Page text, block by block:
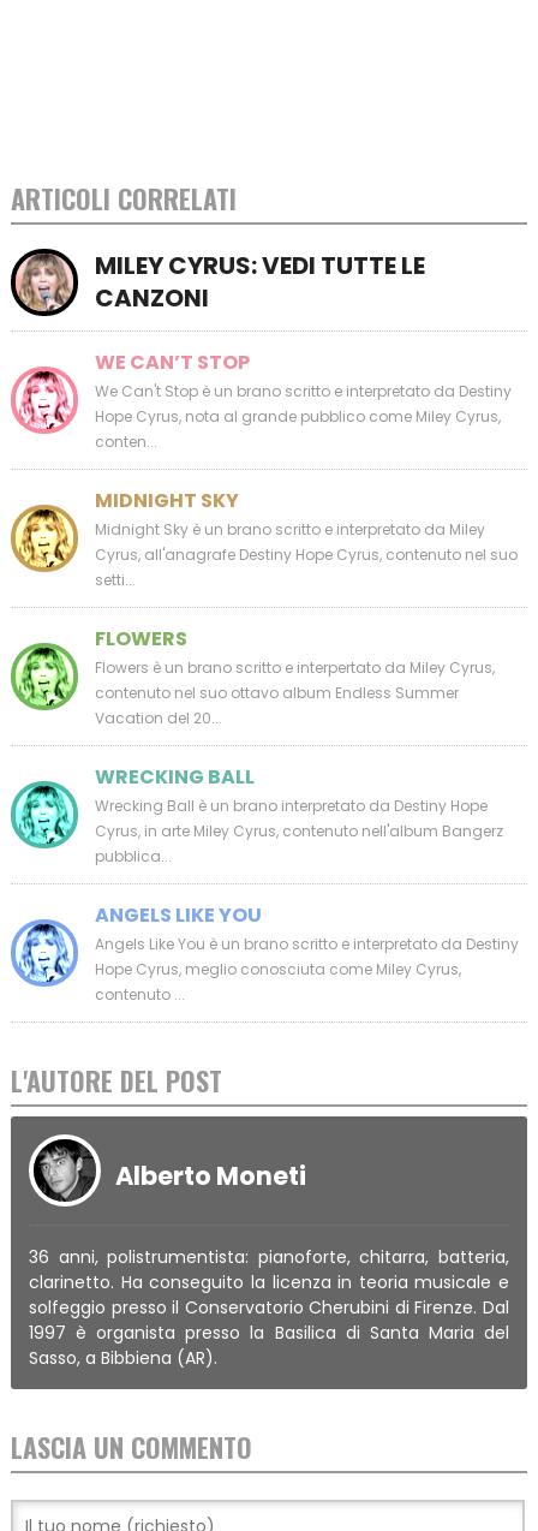
ARTICOLI CORRELATI
MILEY CYRUS: VEDI TUTTE LE
CANZONI
WE CAN’T STOP
We Can't Stop è un brano scritto e interpretato da Destiny
Hope Cyrus, nota al grande pubblico come Miley Cyrus,
conten...
MIDNIGHT SKY
Midnight Sky è un brano scritto e interpretato da Miley
Cyrus, all'anagrafe Destiny Hope Cyrus, contenuto nel suo
setti...
FLOWERS
Flowers è un brano scritto e interpertato da Miley Cyrus,
contenuto nel suo ottavo album Endless Summer
Vacation del 20...
WRECKING BALL
Wrecking Ball è un brano interpretato da Destiny Hope
Cyrus, in arte Miley Cyrus, contenuto nell'album Bangerz
pubblica...
ANGELS LIKE YOU
Angels Like You è un brano scritto e interpretato da Destiny
Hope Cyrus, meglio conosciuta come Miley Cyrus,
contenuto ...
L'AUTORE DEL POST
Alberto Moneti
36 anni, polistrumentista: pianoforte, chitarra, batteria,
clarinetto. Ha conseguito la licenza in teoria musicale e
solfeggio presso il Conservatorio Cherubini di Firenze. Dal
1997 è organista presso la Basilica di Santa Maria del
Sasso, a Bibbiena (AR).
LASCIA UN COMMENTO